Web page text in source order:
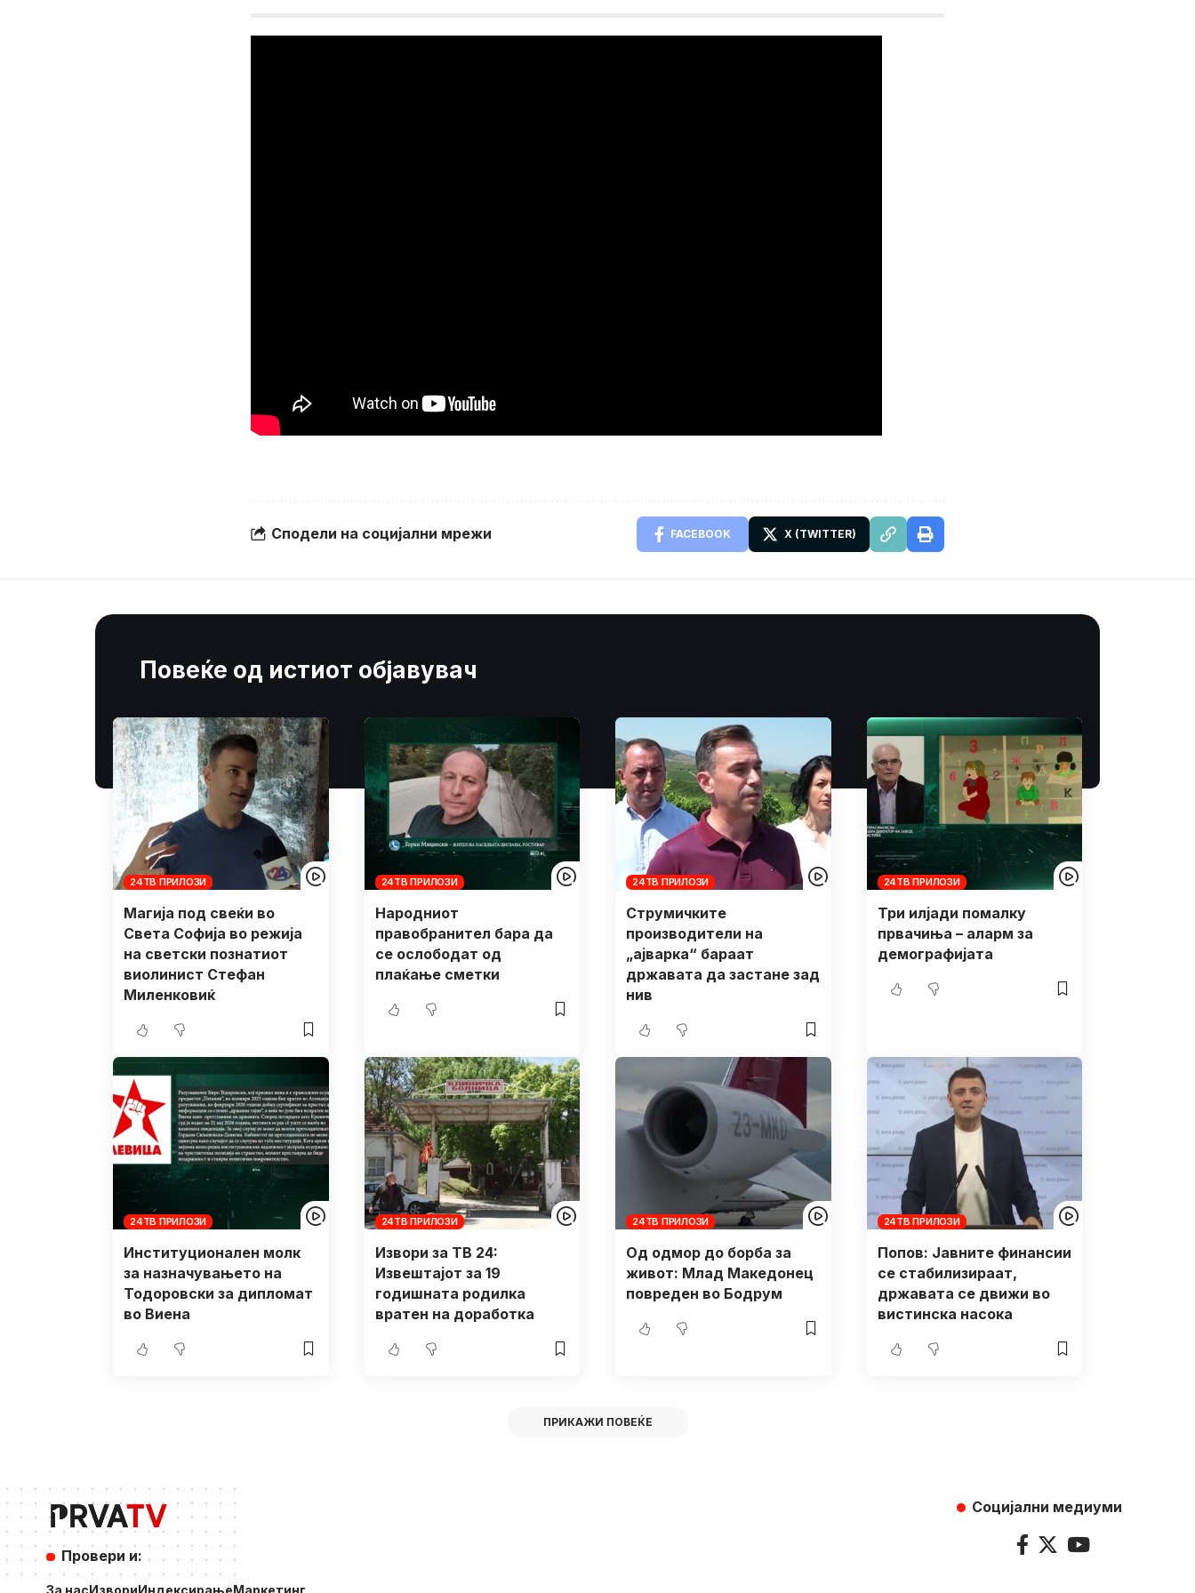
Сподели на социјални мрежи FACEBOOK X (TWITTER)
Повеќе од истиот објавувач
24ТВ ПРИЛОЗИ
Магија под свеќи во
Света Софија во режија
на светски познатиот
виолинист Стефан
Миленковиќ
24ТВ ПРИЛОЗИ
Народниот
правобранител бара да
се ослободат од
плаќање сметки
24ТВ ПРИЛОЗИ
Струмичките
производители на
„ајварка“ бараат
државата да застане зад
нив
24ТВ ПРИЛОЗИ
Три илјади помалку
првачиња – аларм за
демографијата
24ТВ ПРИЛОЗИ
Институционален молк
за назначувањето на
Тодоровски за дипломат
во Виена
24ТВ ПРИЛОЗИ
Извори за ТВ 24:
Извештајот за 19
годишната родилка
вратен на доработка
24ТВ ПРИЛОЗИ
Од одмор до борба за
живот: Млад Македонец
повреден во Бодрум
24ТВ ПРИЛОЗИ
Попов: Јавните финансии
се стабилизираат,
државата се движи во
вистинска насока
ПРИКАЖИ ПОВЕЌЕ
Провери и:
Социјални медиуми